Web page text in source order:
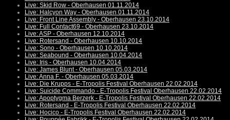
Live: Skid Row - Oberhausen 01.11.2014
Live: Halcyon Way - Oberhausen 01.11.2014
Live: Front Line Assembly - Oberhausen 23.10.2014
Live: Full Contact69 - Oberhausen 23.10.2014
Live: ASP - Oberhausen 12.10.2014
Live: Rotersand - Oberhausen 10.10.2014
Live: Sono - Oberhausen 10.10.2014
Live: Seabound - Oberhausen 10.04.2014
Live: Iris - Oberhausen 10.04.2014
Live: James Blunt - Oberhausen 05.03.2014
Live: Anna F. - Oberhausen 05.03.2014
Live: Die Krupps - E-Tropolis Festival Oberhausen 22.02.2014
Live: Suicide Commando - E-Tropolis Festival Oberhausen 22.02.2014
Live: Apoptygma Berzerk - E-Tropolis Festival Oberhausen 22.02.2014
Live: Rotersand - E-Tropolis Festival Oberhausen 22.02.2014
Live: Hocico - E-Tropolis Festival Oberhausen 22.02.2014